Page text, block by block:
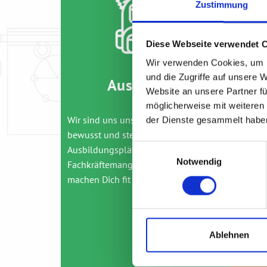
Zustimmung
Diese Webseite verwendet
Wir verwenden Cookies,
und die Zugriffe auf unsere
Website an unsere Partner
möglicherweise mit
der Dienste gesammelt
Einwilligungsauswahl
Notwendig
Ablehnen
Ausbildung
Wir sind uns unserer Verantwortung
bewusst und steuern mit unseren
Ausbildungsplätzen aktiv dem
Fachkräftemangel entgegen. Wir
machen Dich fit für die Zukunft!
„Nur“
Wir
DHBW
den